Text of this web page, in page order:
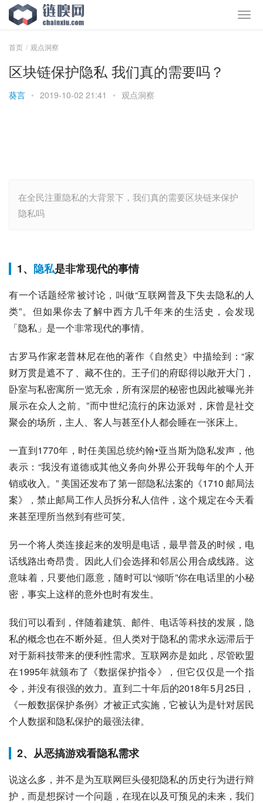
首页 观点洞察
区块链保护隐私 我们真的需要吗？
葵言 • 2019-10-02 21:41 • 观点洞察
在全民注重隐私的大背景下，我们真的需要区块链来保护
隐私吗
1、 隐私是非常现代的事情
有一个话题经常被讨论，叫做“互联网普及下失去隐私的人
类”。但如果你去了解中西方几千年来的生活史，会发现
「隐私」是一个非常现代的事情。
古罗马作家老普林尼在他的著作《自然史》中描绘到：“家
财万贯是遮不了、藏不住的。王子们的府邸得以敞开大门，
卧室与私密寓所一览无余，所有深层的秘密也因此被曝光并
展示在众人之前。”而中世纪流行的床边派对，床曾是社交
聚会的场所，主人、客人与甚至仆人都会睡在一张床上。
一直到1770年，时任美国总统约翰•亚当斯为隐私发声，他
表示：“我没有道德或其他义务向外界公开我每年的个人开
销或收入。” 美国还发布了第一部隐私法案的《1710 邮局法
案》，禁止邮局工作人员拆分私人信件，这个规定在今天看
来甚至理所当然到有些可笑。
另一个将人类连接起来的发明是电话，最早普及的时候，电
话线路出奇昂贵。因此人们会选择和邻居公用合成线路。这
意味着，只要他们愿意，随时可以“倾听”你在电话里的小秘
密，事实上这样的意外也时有发生。
我们可以看到，伴随着建筑、邮件、电话等科技的发展，隐
私的概念也在不断外延。但人类对于隐私的需求永远滞后于
对于新科技带来的便利性需求。互联网亦是如此，尽管欧盟
在1995年就颁布了《数据保护指令》，但它仅仅是一个指
令，并没有很强的效力。直到二十年后的2018年5月25日，
《一般数据保护条例》才被正式实施，它被认为是针对居民
个人数据和隐私保护的最强法律。
2、从恶搞游戏看隐私需求
说这么多，并不是为互联网巨头侵犯隐私的历史行为进行辩
护，而是想探讨一个问题，在现在以及可预见的未来，我们